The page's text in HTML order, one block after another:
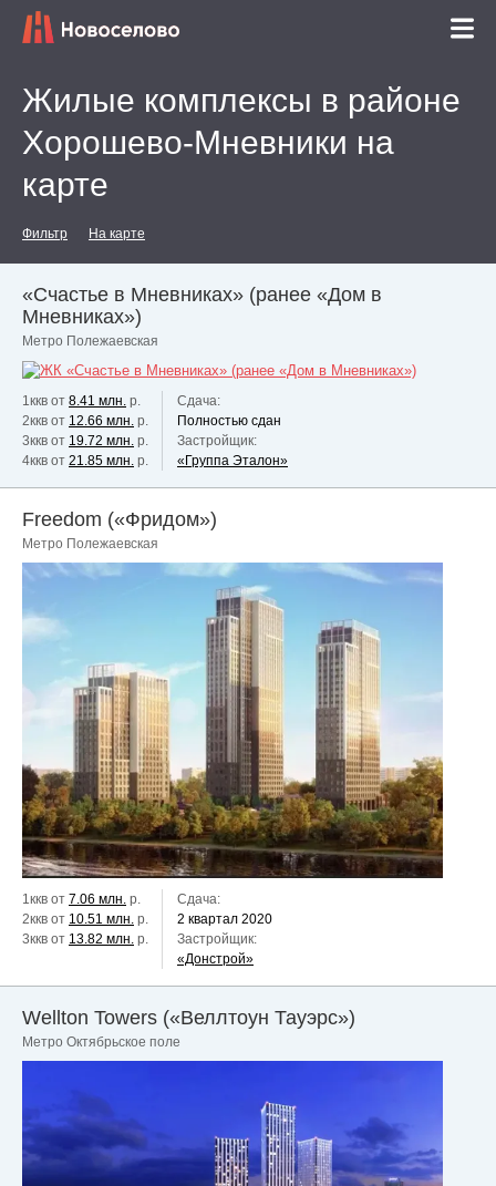
Жилые комплексы в районе
Хорошево-Мневники на
карте
Фильтр На карте
«Счастье в Мневниках» (ранее «Дом в
Мневниках»)
Метро Полежаевская
1ккв от 8.41 млн. р.
2ккв от 12.66 млн. р.
3ккв от 19.72 млн. р.
4ккв от 21.85 млн. р.
Сдача:
Полностью сдан
Застройщик:
«Группа Эталон»
Freedom («Фридом»)
Метро Полежаевская
1ккв от 7.06 млн. р.
2ккв от 10.51 млн. р.
3ккв от 13.82 млн. р.
Сдача:
2 квартал 2020
Застройщик:
«Донстрой»
Wellton Towers («Веллтоун Тауэрс»)
Метро Октябрьское поле